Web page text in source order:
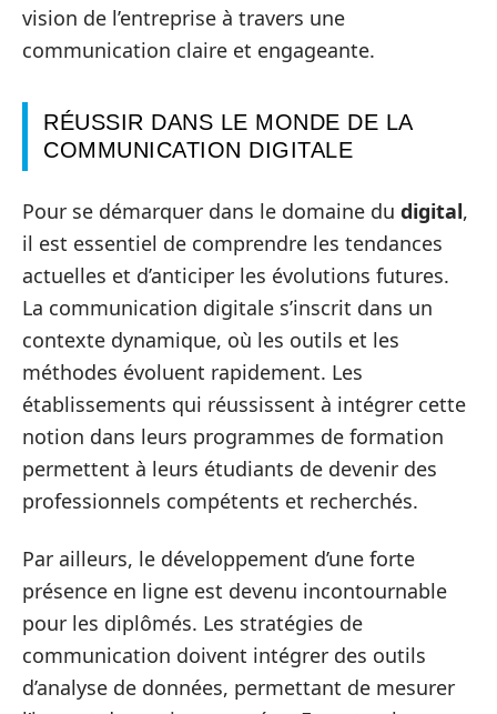
vision de l’entreprise à travers une
communication claire et engageante.
RÉUSSIR DANS LE MONDE DE LA
COMMUNICATION DIGITALE
Pour se démarquer dans le domaine du digital,
il est essentiel de comprendre les tendances
actuelles et d’anticiper les évolutions futures.
La communication digitale s’inscrit dans un
contexte dynamique, où les outils et les
méthodes évoluent rapidement. Les
établissements qui réussissent à intégrer cette
notion dans leurs programmes de formation
permettent à leurs étudiants de devenir des
professionnels compétents et recherchés.
Par ailleurs, le développement d’une forte
présence en ligne est devenu incontournable
pour les diplômés. Les stratégies de
communication doivent intégrer des outils
d’analyse de données, permettant de mesurer